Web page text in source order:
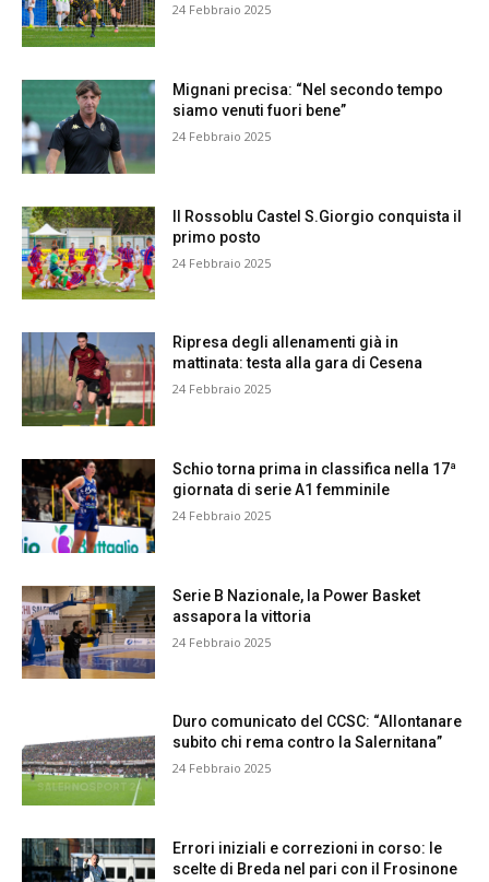
24 Febbraio 2025
Mignani precisa: “Nel secondo tempo
siamo venuti fuori bene”
24 Febbraio 2025
Il Rossoblu Castel S.Giorgio conquista il
primo posto
24 Febbraio 2025
Ripresa degli allenamenti già in
mattinata: testa alla gara di Cesena
24 Febbraio 2025
Schio torna prima in classifica nella 17ª
giornata di serie A1 femminile
24 Febbraio 2025
Serie B Nazionale, la Power Basket
assapora la vittoria
24 Febbraio 2025
Duro comunicato del CCSC: “Allontanare
subito chi rema contro la Salernitana”
24 Febbraio 2025
Errori iniziali e correzioni in corso: le
scelte di Breda nel pari con il Frosinone